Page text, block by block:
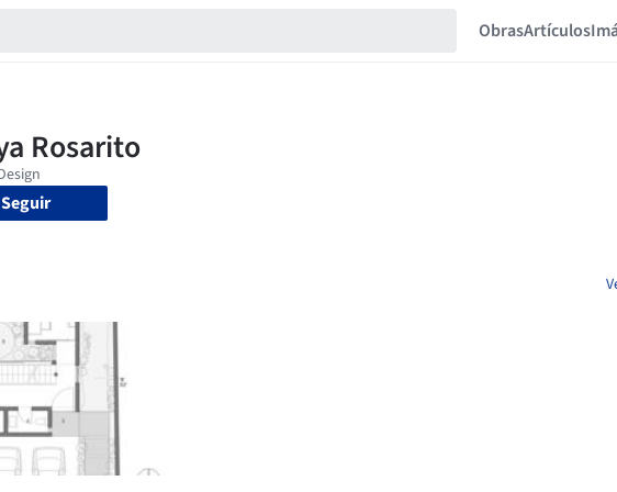
ObrasArtículos
Seguir